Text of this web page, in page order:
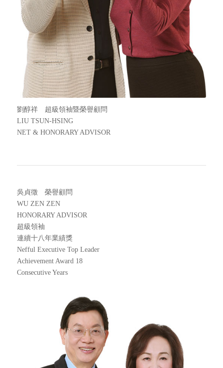
劉醇祥 超級領袖暨榮譽顧問
LIU TSUN-HSING
NET & HONORARY ADVISOR
吳貞徵 榮譽顧問
WU ZEN ZEN
HONORARY ADVISOR
超級領袖
連續十八年業績獎
Nefful Executive Top Leader
Achievement Award 18
Consecutive Years